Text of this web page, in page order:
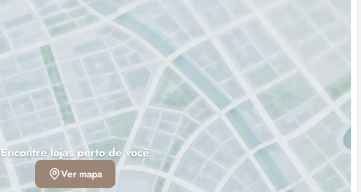
Encontre lojas perto de você
Ver mapa